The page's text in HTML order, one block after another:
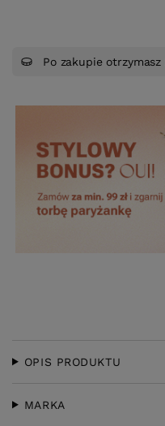
Po zakupie otrzymasz
OPIS PRODUKTU
MARKA